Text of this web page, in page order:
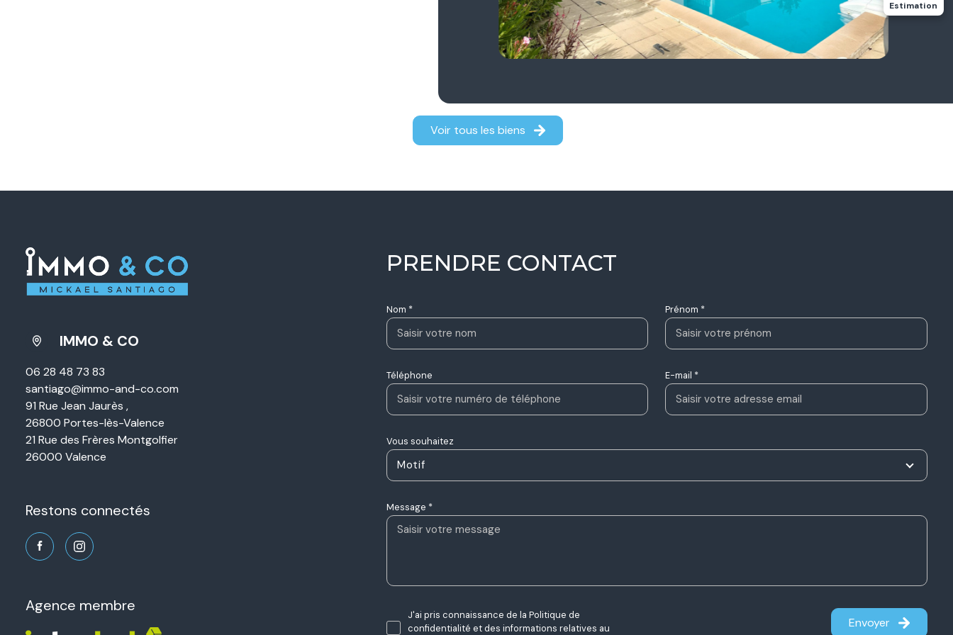
Voir tous les biens
Estimation
PRENDRE CONTACT
Nom * Prénom *
Téléphone E-mail *
Vous souhaitez
Motif
Message *
J'ai pris connaissance de la Politique de
confidentialité et des informations relatives au
Envoyer
IMMO & CO
06 28 48 73 83
santiago@immo-and-co.com
91 Rue Jean Jaurès ,
26800 Portes-lès-Valence
21 Rue des Frères Montgolfier
26000 Valence
restons connectés
agence membre